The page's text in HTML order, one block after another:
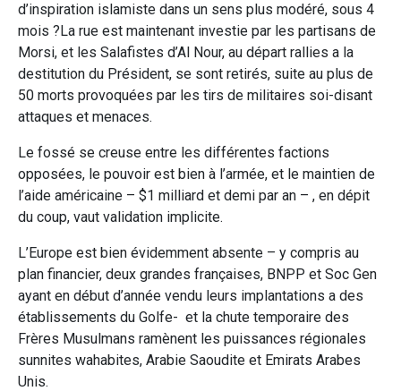
d’inspiration islamiste dans un sens plus modéré, sous 4
mois ?La rue est maintenant investie par les partisans de
Morsi, et les Salafistes d’Al Nour, au départ rallies a la
destitution du Président, se sont retirés, suite au plus de
50 morts provoquées par les tirs de militaires soi-disant
attaques et menaces.
Le fossé se creuse entre les différentes factions
opposées, le pouvoir est bien à l’armée, et le maintien de
l’aide américaine – $1 milliard et demi par an – , en dépit
du coup, vaut validation implicite.
L’Europe est bien évidemment absente – y compris au
plan financier, deux grandes françaises, BNPP et Soc Gen
ayant en début d’année vendu leurs implantations a des
établissements du Golfe- et la chute temporaire des
Frères Musulmans ramènent les puissances régionales
sunnites wahabites, Arabie Saoudite et Emirats Arabes
Unis.